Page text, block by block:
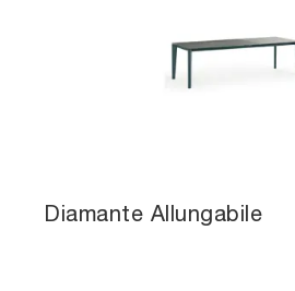
Diamante Allungabile